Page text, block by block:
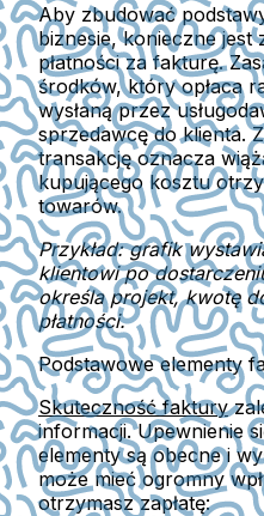
Aby zbudować
biznesie, konieczne jest
płatności za fakturę.
środków, który opłaca
wysłaną przez
sprzedawcę do klienta.
transakcję oznacza
kupującego kosztu
towarów.
Przykład: grafik
klientowi po
określa projekt, kwotę
płatności.
Podstawowe elementy
Skuteczność faktury
informacji. Upewnienie
elementy są obecne i
może mieć ogromny
otrzymasz zapłatę: